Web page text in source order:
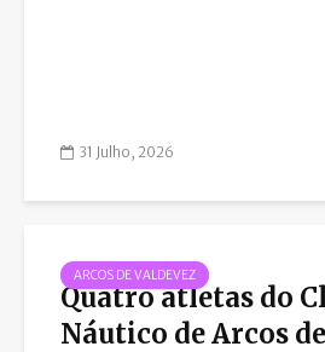
31 Julho, 2026
ARCOS DE VALDEVEZ
Quatro atletas do
Náutico de Arcos